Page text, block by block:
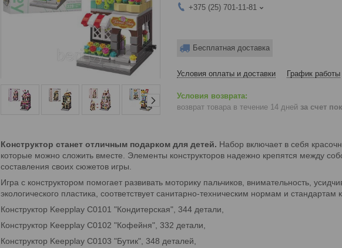
+375 (25) 701-11-81
Бесплатная доставка
Условия оплаты и доставки График работы
возврат товара в течение 14 дней за счет
Конструктор станет отличным подарком для детей. Набор включает в себя
которые можно сложить вместе. Элементы конструкторов надежно крепятся между
составления своих сюжетов игры.
Игра с конструктором помогает развивать моторику пальчиков, внимательность,
экологического пластика, соответствует санитарно-техническим нормам и стандартам
Конструктор Keepplay C0101 "Кондитерская", 344 детали,
Конструктор Keepplay C0102 "Кофейня", 332 детали,
Конструктор Keepplay C0103 "Бутик", 348 деталей,